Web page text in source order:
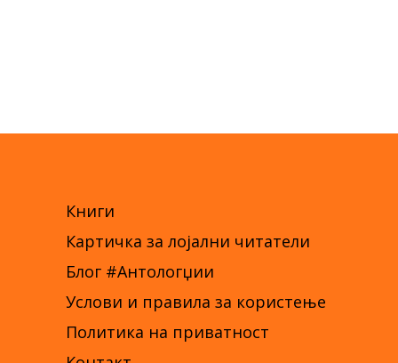
Книги
Картичка за лојални читатели
Блог #Антологџии
Услови и правила за користење
Политика на приватност